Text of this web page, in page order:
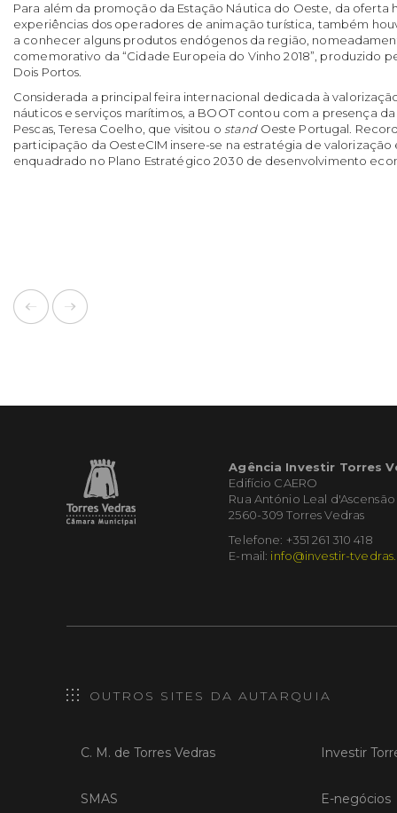
Para além da promoção da Estação Náutica do Oeste, da oferta
experiências dos operadores de animação turística, também
a conhecer alguns produtos endógenos da região,
comemorativo da “Cidade Europeia do Vinho 2018”, produzido
Dois Portos.
Considerada a principal feira internacional dedicada à
náuticos e serviços marítimos, a BOOT contou com a presença
Pescas, Teresa Coelho, que visitou o standOeste Portugal.
participação da OesteCIM insere-se na estratégia de
enquadrado no Plano Estratégico 2030 de desenvolvimento
Agência Investir Torres
Edifício CAERO
Rua António Leal d'Ascensão
2560-309 Torres Vedras
Telefone: +351 261 310 418
E-mail: info@investir-
OUTROS SITES DA AUTARQUIA
C. M. de Torres Vedras
SMAS
Investir
E-negócios